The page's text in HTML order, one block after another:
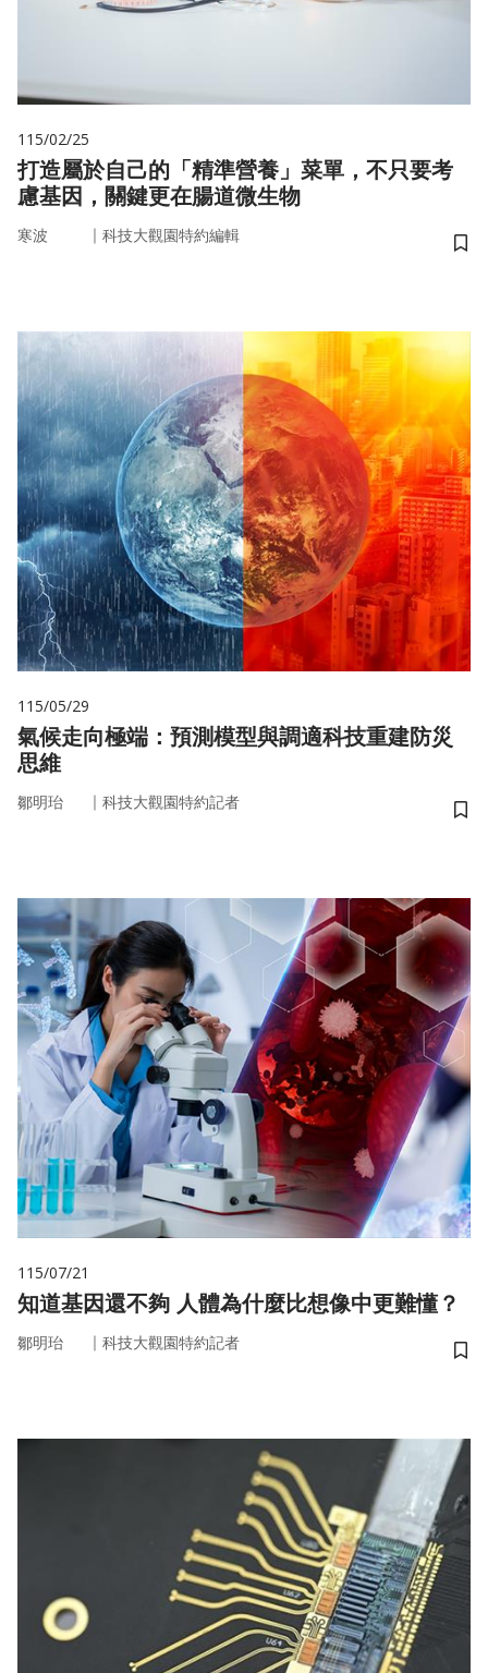
115/02/25
打造屬於自己的「精準營養」菜單，不只要考
慮基因，關鍵更在腸道微生物
寒波 ｜ 科技大觀園特約編輯
儲
115/05/29
氣候走向極端：預測模型與調適科技重建防災
思維
鄒明珆 ｜ 科技大觀園特約記者
儲
115/07/21
知道基因還不夠 人體為什麼比想像中更難懂？
鄒明珆 ｜ 科技大觀園特約記者
儲